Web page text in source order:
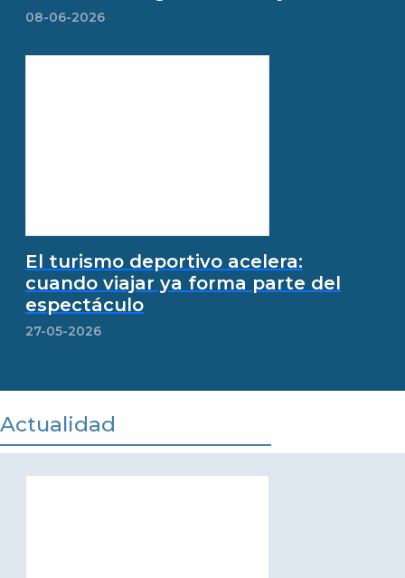
08-06-2026
El turismo deportivo acelera:
cuando viajar ya forma parte del
espectáculo
27-05-2026
Actualidad